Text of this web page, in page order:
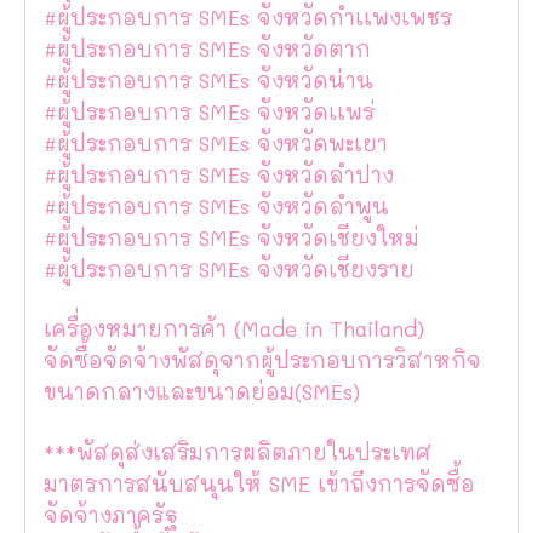
#ผู้ประกอบการ SMEs จังหวัดกำเเพงเพชร
#ผู้ประกอบการ SMEs จังหวัดตาก
#ผู้ประกอบการ SMEs จังหวัดน่าน
#ผู้ประกอบการ SMEs จังหวัดเเพร่
#ผู้ประกอบการ SMEs จังหวัดพะเยา
#ผู้ประกอบการ SMEs จังหวัดลำปาง
#ผู้ประกอบการ SMEs จังหวัดลำพูน
#ผู้ประกอบการ SMEs จังหวัดเชียงใหม่
#ผู้ประกอบการ SMEs จังหวัดเชียงราย
เครื่องหมายการค้า (Made in Thailand)
จัดซื้อจัดจ้างพัสดุจากผู้ประกอบการวิสาหกิจ
ขนาดกลางและขนาดย่อม(SMEs)
***พัสดุส่งเสริมการผลิตภายในประเทศ
มาตรการสนับสนุนให้ SME เข้าถึงการจัดซื้อ
จัดจ้างภาครัฐ